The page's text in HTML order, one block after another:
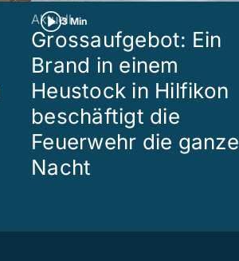
3 Min
Aktuell
Grossaufgebot: Ein
Brand in einem
Heustock in Hilfikon
beschäftigt die
Feuerwehr die ganze
Nacht